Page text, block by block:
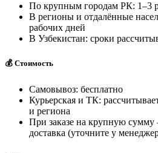
По крупным городам РК: 1–3
В регионы и отдалённые
рабочих дней
В Узбекистан: сроки
💰 Стоимость
Самовывоз: бесплатно
Курьерская и ТК:
и региона
При заказе на крупную
доставка (уточните у